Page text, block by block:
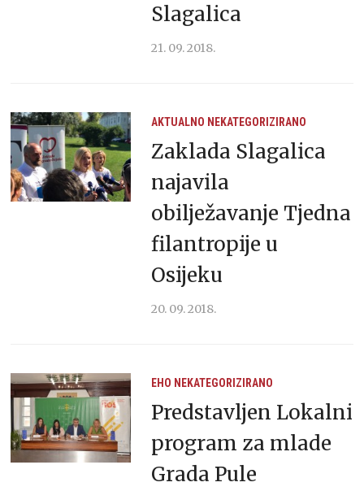
Slagalica
21. 09. 2018.
AKTUALNO NEKATEGORIZIRANO
Zaklada Slagalica
najavila
obilježavanje Tjedna
filantropije u
Osijeku
20. 09. 2018.
EHO NEKATEGORIZIRANO
Predstavljen Lokalni
program za mlade
Grada Pule